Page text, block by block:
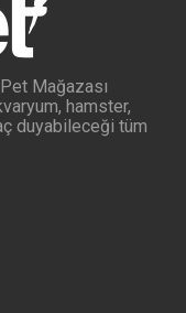
Mağazası
hamster,
duyabileceği tüm